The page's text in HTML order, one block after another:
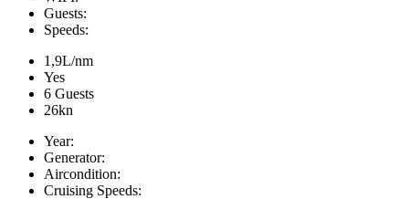
Guests:
Speeds:
1,9L/nm
Yes
6 Guests
26kn
Year:
Generator:
Aircondition:
Cruising Speeds: